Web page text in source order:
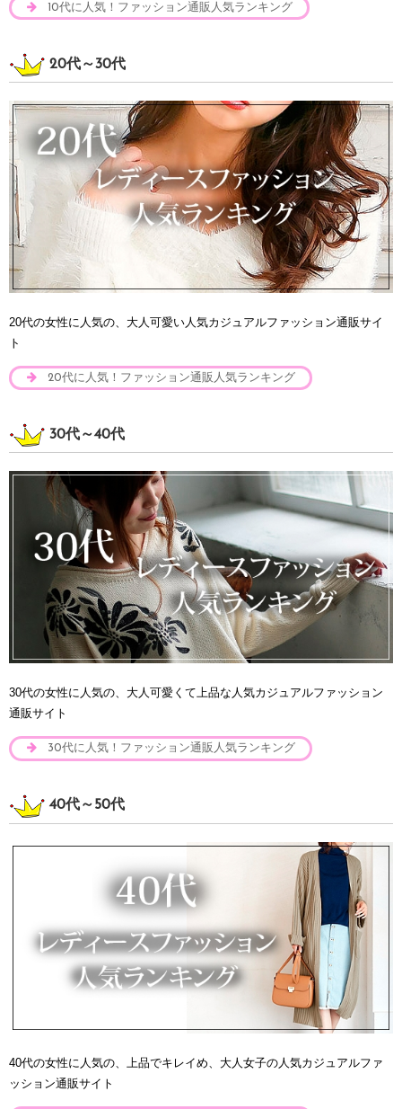
10代に人気！ファッション通販人気ランキング
20代～30代
20代の女性に人気の、大人可愛い人気カジュアルファッション通販サイ
ト
20代に人気！ファッション通販人気ランキング
30代～40代
30代の女性に人気の、大人可愛くて上品な人気カジュアルファッション
通販サイト
30代に人気！ファッション通販人気ランキング
40代～50代
40代の女性に人気の、上品でキレイめ、大人女子の人気カジュアルファ
ッション通販サイト